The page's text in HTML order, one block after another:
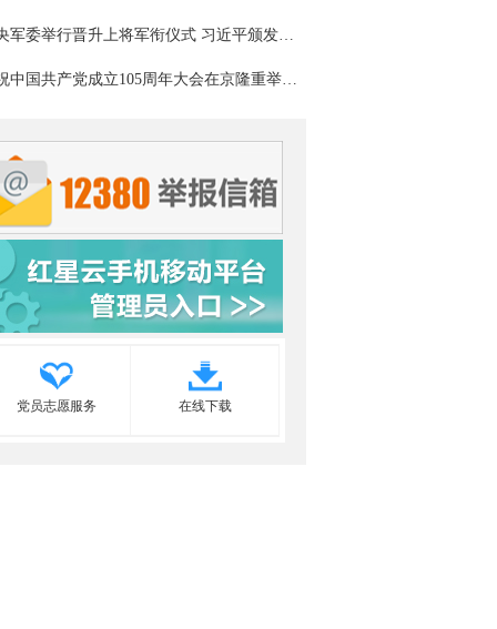
中央军委举行晋升上将军衔仪式 习近平颁发命令状并向晋衔的军官表示祝贺
庆祝中国共产党成立105周年大会在京隆重举行 习近平发表重要讲话
党员志愿服务 在线下载